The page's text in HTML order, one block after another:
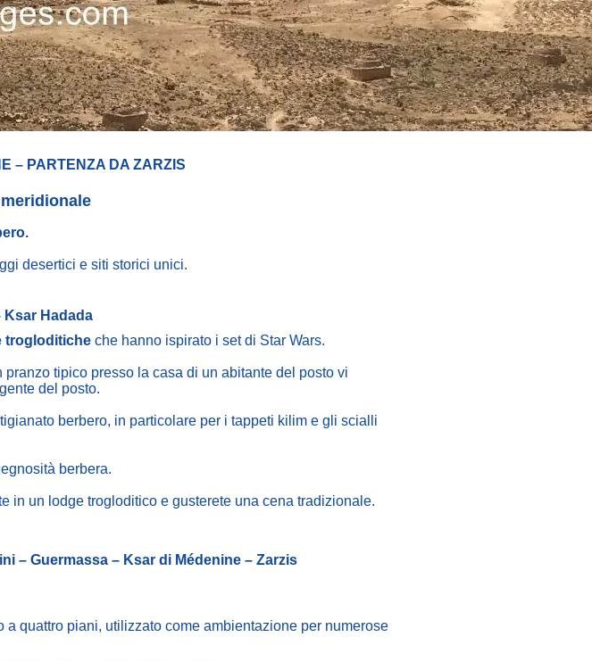
– PARTENZA DA ZARZIS
desertici e siti storici unici.
Ksar Hadada
trogloditiche che hanno ispirato i set di Star Wars.
tipico presso la casa di un abitante del posto vi
del posto.
berbero, in particolare per i tappeti kilim e gli scialli
berbera.
in un lodge trogloditico e gusterete una cena tradizionale.
– Guermassa – Ksar di Médenine – Zarzis
a quattro piani, utilizzato come ambientazione per numerose